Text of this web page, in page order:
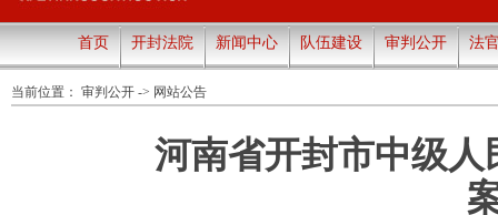
首页 开封法院 新闻中心 队伍建设 审判公开 法
当前位置： 审判公开 -> 网站公告
河南省开封市中级